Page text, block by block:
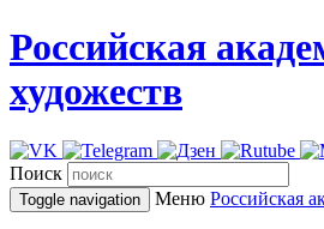
Российская
художеств
Поиск
Toggle navigation Меню Российская